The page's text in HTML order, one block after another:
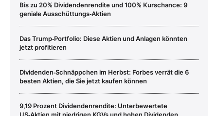
Bis zu 20% Dividendenrendite und 100% Kurschance: 9
geniale Ausschüttungs‑Aktien
Das Trump‑Portfolio: Diese Aktien und Anlagen könnten
jetzt profitieren
Dividenden‑Schnäppchen im Herbst: Forbes verrät die 6
besten Aktien, die Sie jetzt kaufen können
9,19 Prozent Dividendenrendite: Unterbewertete